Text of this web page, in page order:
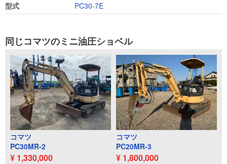
型式
PC30-7E
同じコマツのミニ油圧ショベル
コマツ
PC30MR-2
¥ 1,330,000
コマツ
PC20MR-3
¥ 1,800,000